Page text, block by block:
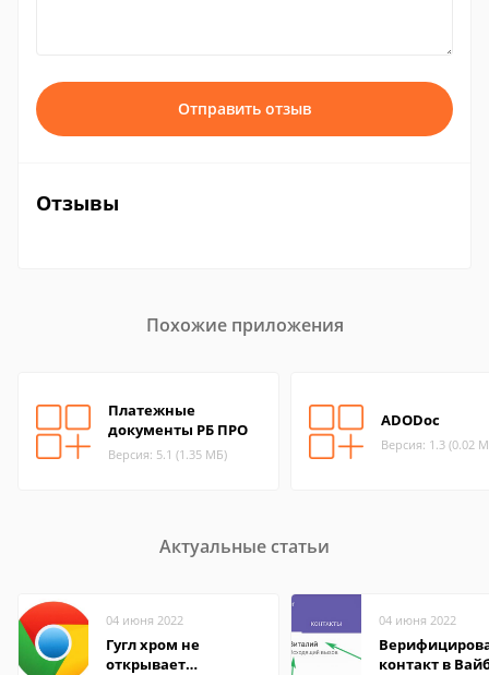
Отправить отзыв
Отзывы
Похожие приложения
Платежные
документы РБ ПРО
Версия: 5.1 (1.35 МБ)
ADODoc
Версия: 1.3 (0.02
Актуальные статьи
04 июня 2022
Гугл хром не
открывает
04 июня 2022
контакт в